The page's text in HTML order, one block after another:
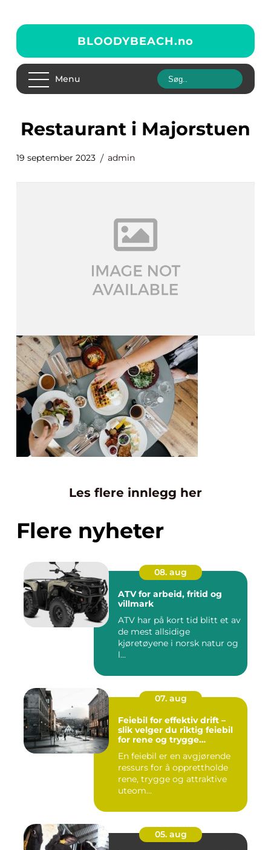
BLOODYBEACH.no
Menu
restaurant i Majorstuen
19 september 2023 admin
Les flere innlegg her
Flere nyheter
08. aug
ATV for arbeid, fritid og
villmark
ATV har på kort tid blitt et av
de mest allsidige
kjøretøyene i norsk natur og
l...
07. aug
Feiebil for effektiv drift –
slik velger du riktig feiebil
for rene og trygge
En feiebil er en avgjørende
ressurs for å opprettholde
rene, trygge og attraktive
uteom...
05. aug